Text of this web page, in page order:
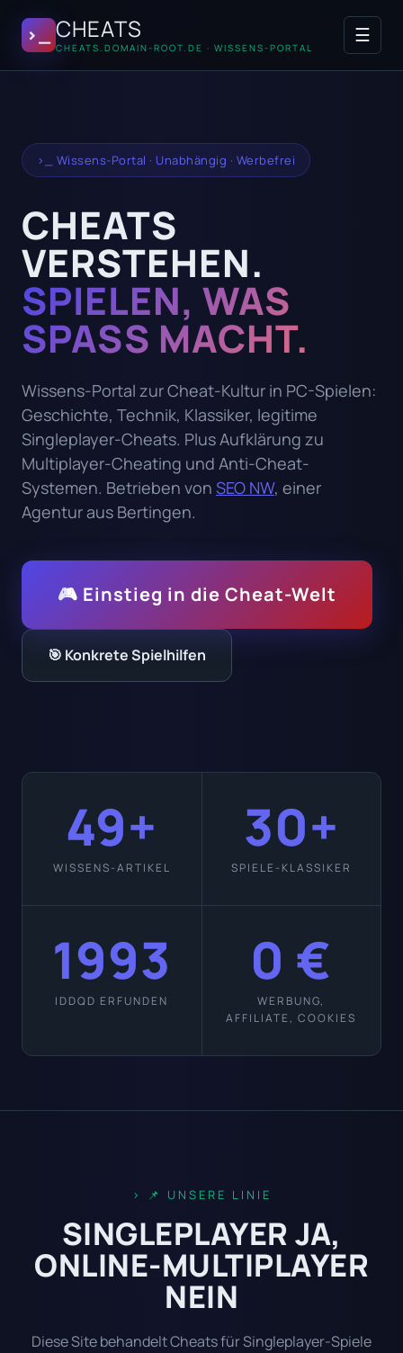
>_CHEATS
CHEATS.DOMAIN-ROOT.DE · WISSENS-PORTAL
☰
>_ Wissens-Portal · Unabhängig · Werbefrei
CHEATS
VERSTEHEN.
SPIELEN, WAS
SPASS MACHT.
Wissens-Portal zur Cheat-Kultur in PC-Spielen:
Geschichte, Technik, Klassiker, legitime
Singleplayer-Cheats. Plus Aufklärung zu
Multiplayer-Cheating und Anti-Cheat-
Systemen. Betrieben von SEO NW, einer
Agentur aus Bertingen.
🎮 Einstieg in die Cheat-Welt
🎯 Konkrete Spielhilfen
49+
WISSENS-ARTIKEL
30+
SPIELE-KLASSIKER
1993
IDDQD ERFUNDEN
0 €
WERBUNG,
AFFILIATE, COOKIES
📌 UNSERE LINIE
SINGLEPLAYER JA,
ONLINE-MULTIPLAYER
NEIN
Diese Site behandelt Cheats für Singleplayer-Spiele